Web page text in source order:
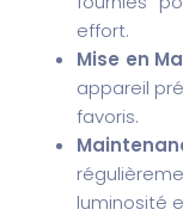
effort.
Mise en
appareil
favoris.
luminosité